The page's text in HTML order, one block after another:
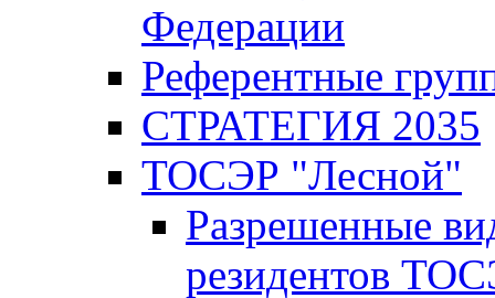
Федерации
Референтные
СТРАТЕГИЯ 2035
ТОСЭР "Лесной"
Разрешенные
резидентов